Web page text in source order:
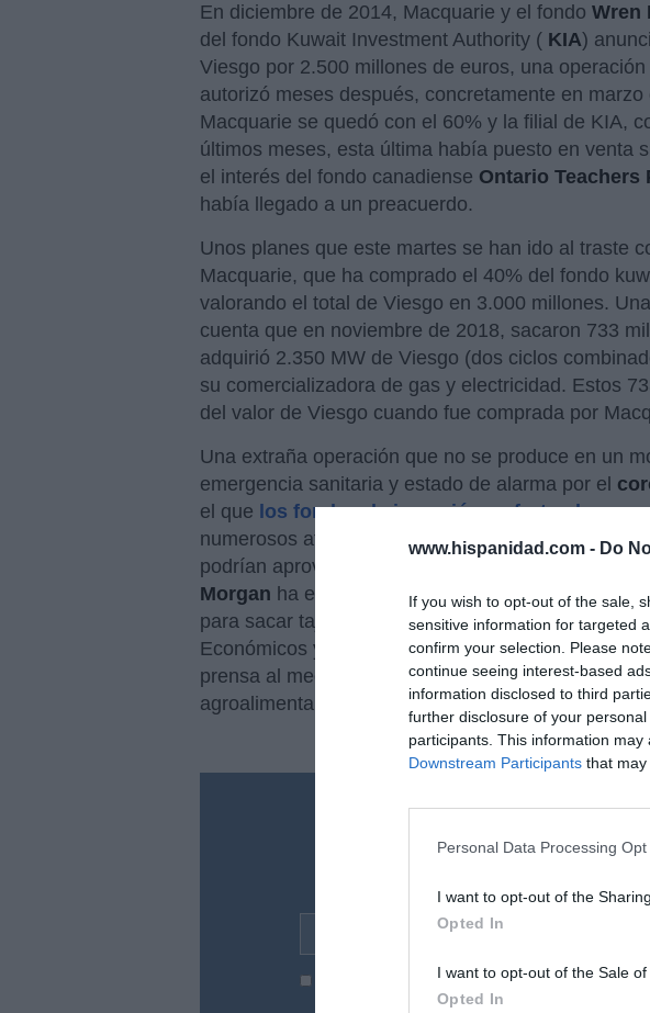
www.hispanidad.com - Do
If you wish to opt-out of the sale,
sensitive information for targeted
confirm your selection. Please
continue seeing interest-based
information disclosed to third
further disclosure of your
participants. This information
Downstream Participants that may
Personal Data Processing
I want to opt-out of the
Opted In
I want to opt-out of the Sale of
Opted In
En diciembre de 2014, Macquarie y el fondo Wren
del fondo Kuwait Investment Authority ( KIA)
Viesgo por 2.500 millones de euros, una
autorizó meses después, concretamente en
Macquarie se quedó con el 60% y la filial de KIA,
últimos meses, esta última había puesto en venta
el interés del fondo canadiense Ontario Teachers
había llegado a un preacuerdo.
Unos planes que este martes se han ido al traste
Macquarie, que ha comprado el 40% del fondo
valorando el total de Viesgo en 3.000 millones.
cuenta que en noviembre de 2018, sacaron 733
adquirió 2.350 MW de Viesgo (dos ciclos
su comercializadora de gas y electricidad. Estos
del valor de Viesgo cuando fue comprada por
Una extraña operación que no se produce en un
emergencia sanitaria y estado de alarma por el
el que los fondos de inversión se frotan las
numerosos afectados porERTEsy la cifra sigue
podrían aprovechar para tomar posiciones en los
Morgan ha elevado su participación en Repsol y
para sacar tajada con estos. Recuerden que la
Económicos y Transformación Digital,Nadia
prensa al mediodía del lunes que los ámbitos
agroalimentario o de suministro en el hogar (luz,
Suscríbete a nuestro newsletter y
Tu correo electrónico...
He leído y acepto lascondiciones legales